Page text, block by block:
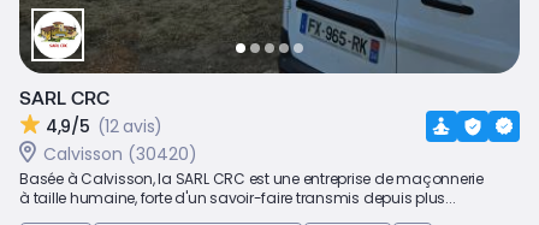
SARL CRC
4,9/5 (12 avis)
Calvisson (30420)
Basée à Calvisson, la SARL CRC est une entreprise de maçonnerie
à taille humaine, forte d'un savoir-faire transmis depuis plus...